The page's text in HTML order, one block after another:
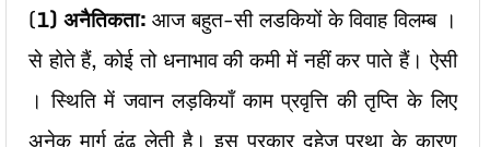
(1) अनैतिकता: आज बहुत-सी लडकियों के विवाह विलम्ब ।
से होते हैं, कोई तो धनाभाव की कमी में नहीं कर पाते हैं। ऐसी
। स्थिति में जवान लड़कियाँ काम प्रवृत्ति की तृप्ति के लिए
अनेक मार्ग ढूंढ लेती है। इस प्रकार दहेज प्रथा के कारण